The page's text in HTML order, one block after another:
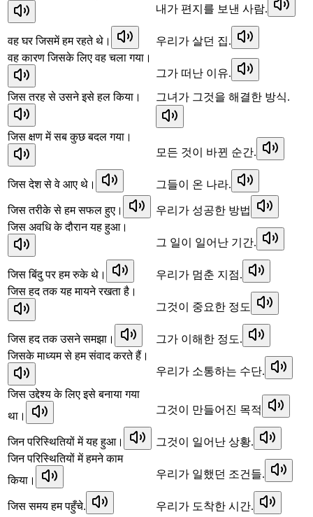
내가 편지를 보낸 사람.
वह घर जिसमें हम रहते थे।
우리가 살던 집.
वह कारण जिसके लिए वह चला गया।
그가 떠난 이유.
जिस तरह से उसने इसे हल किया।
그녀가 그것을 해결한 방식.
जिस क्षण में सब कुछ बदल गया।
모든 것이 바뀐 순간.
जिस देश से वे आए थे। 그들이 온 나라.
जिस तरीके से हम सफल हुए।
우리가 성공한 방법
जिस अवधि के दौरान यह हुआ।
그 일이 일어난 기간.
जिस बिंदु पर हम रुके थे।
우리가 멈춘 지점.
जिस हद तक यह मायने रखता है।
그것이 중요한 정도
जिस हद तक उसने समझा।
그가 이해한 정도.
जिसके माध्यम से हम संवाद करते हैं।
우리가 소통하는 수단.
जिस उद्देश्य के लिए इसे बनाया गया
था।
그것이 만들어진 목적
जिन परिस्थितियों में यह हुआ।
그것이 일어난 상황.
जिन परिस्थितियों में हमने काम
किया।
우리가 일했던 조건들.
जिस समय हम पहुँचे. 우리가 도착한 시간.